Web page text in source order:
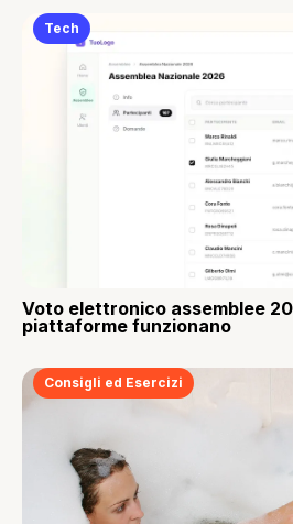
Tech
Voto elettronico assemblee
piattaforme funzionano
Consigli ed Esercizi